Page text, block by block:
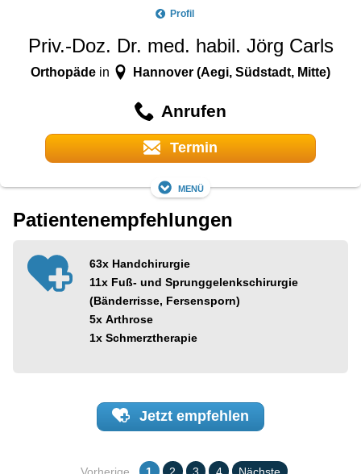
Profil
Priv.-Doz. Dr. med. habil. Jörg Carls
Orthopädein Hannover (Aegi, Südstadt, Mitte)
Anrufen
Termin
Menü
Patientenempfehlungen
63x Handchirurgie
11x Fuß- und Sprunggelenkschirurgie
(Bänderrisse, Fersensporn)
5x Arthrose
1x Schmerztherapie
Jetzt empfehlen
Vorherige 1 2 3 4 Nächste